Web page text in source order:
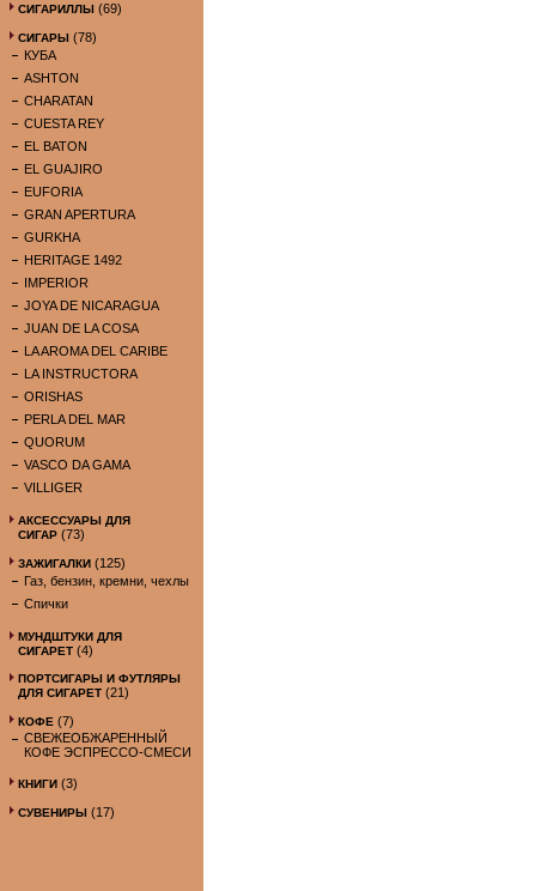
СИГАРИЛЛЫ (69)
СИГАРЫ (78)
КУБА
ASHTON
CHARATAN
CUESTA REY
EL BATON
EL GUAJIRO
EUFORIA
GRAN APERTURA
GURKHA
HERITAGE 1492
IMPERIOR
JOYA DE NICARAGUA
JUAN DE LA COSA
LA AROMA DEL CARIBE
LA INSTRUCTORA
ORISHAS
PERLA DEL MAR
QUORUM
VASCO DA GAMA
VILLIGER
АКСЕССУАРЫ ДЛЯ
СИГАР (73)
ЗАЖИГАЛКИ (125)
Газ, бензин, кремни, чехлы
Спички
МУНДШТУКИ ДЛЯ
СИГАРЕТ (4)
ПОРТСИГАРЫ И ФУТЛЯРЫ
ДЛЯ СИГАРЕТ (21)
КОФЕ (7)
СВЕЖЕОБЖАРЕННЫЙ
КОФЕ ЭСПРЕССО-СМЕСИ
КНИГИ (3)
СУВЕНИРЫ (17)